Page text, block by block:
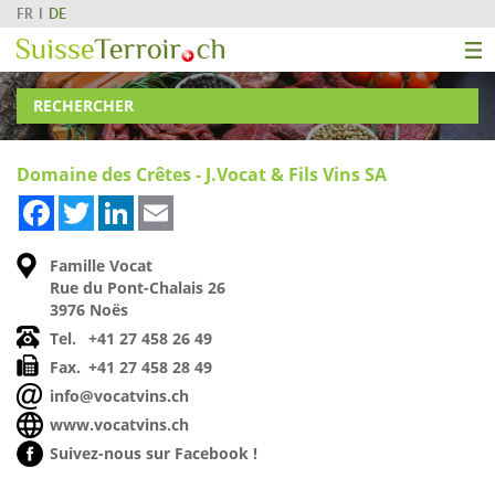
FR DE
RECHERCHER
Domaine des Crêtes - J.Vocat & Fils Vins SA
FacebookTwitterLinkedIn
Famille Vocat
Rue du Pont-Chalais 26
3976 Noës
Tel.
+41 27 458 26 49
Fax. +41 27 458 28 49
info@vocatvins.ch
www.vocatvins.ch
Suivez-nous sur Facebook !